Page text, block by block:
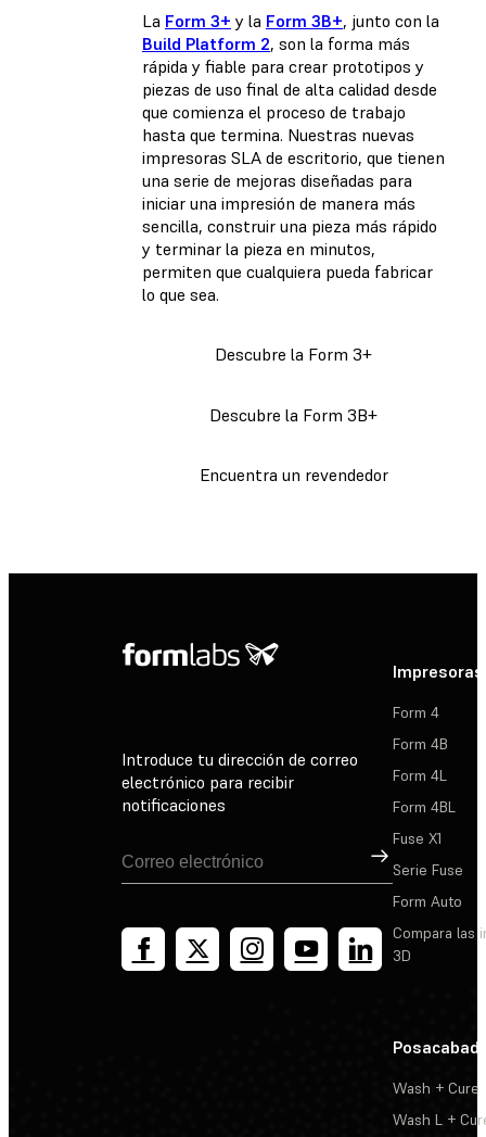
La Form 3+ y la Form 3B+, junto con la
Build Platform 2, son la forma más
rápida y fiable para crear prototipos y
piezas de uso final de alta calidad desde
que comienza el proceso de trabajo
hasta que termina. Nuestras nuevas
impresoras SLA de escritorio, que tienen
una serie de mejoras diseñadas para
iniciar una impresión de manera más
sencilla, construir una pieza más rápido
y terminar la pieza en minutos,
permiten que cualquiera pueda fabricar
lo que sea.
Descubre la Form 3+
Descubre la Form 3B+
Encuentra un revendedor
Introduce tu dirección de correo
electrónico para recibir
notificaciones
Suscribirse
Impresoras
Form 4
Form 4B
Form 4L
Form 4BL
Fuse X1
Serie Fuse
Form Auto
Compara las
3D
Wash + Cure
Wash L +